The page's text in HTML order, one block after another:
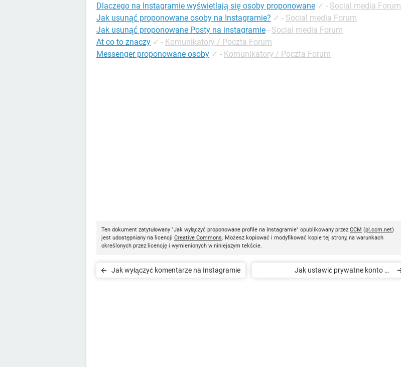
Dlaczego na Instagramie wyświetlają się osoby proponowane ✓ - Social media Forum
Jak usunąć proponowane osoby na Instagramie? ✓ - Social media Forum
Jak usunąć proponowane Posty na instagramie - Social media Forum
At co to znaczy ✓ - Komunikatory / Poczta Forum
Messenger proponowane osoby ✓ - Komunikatory / Poczta Forum
Ten dokument zatytułowany "Jak wyłączyć proponowane profile na Instagramie" opublikowany przez CCM (pl.ccm.net)
jest udostępniany na licencji Creative Commons. Możesz kopiować i modyfikować kopie tej strony, na warunkach
określonych przez licencję i wymienionych w niniejszym tekście.
Jak wyłączyć komentarze na Instagramie
Jak ustawić prywatne konto na